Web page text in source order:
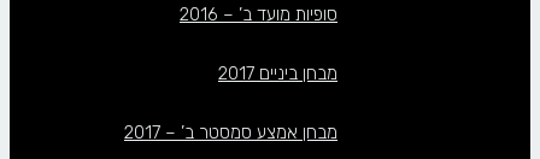
סופיות מועד ב’ – 2016
מבחן ביניים 2017
מבחן אמצע סמסטר ב’ – 2017